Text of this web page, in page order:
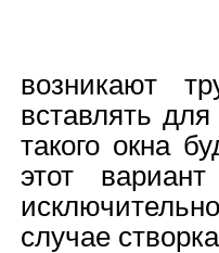
возникают
вставлять
такого окна
этот
случае